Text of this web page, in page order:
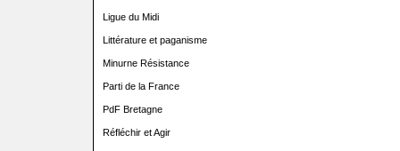
Ligue du Midi
Littérature et paganisme
Minurne Résistance
Parti de la France
PdF Bretagne
Réfléchir et Agir